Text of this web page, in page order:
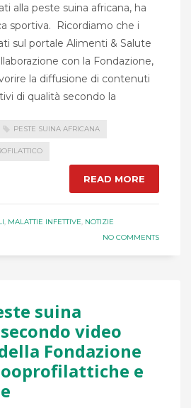
alla peste suina africana, ha
sportiva. Ricordiamo che i
sul portale Alimenti & Salute
con la Fondazione,
la diffusione di contenuti
di qualità secondo la
PESTE SUINA AFRICANA
READ MORE
MALATTIE INFETTIVE NOTIZIE
NO COMMENTS
suina
video
Fondazione
e